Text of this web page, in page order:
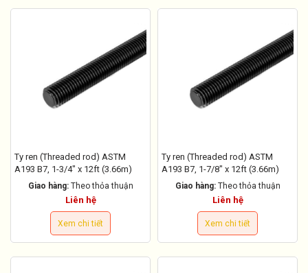
Ty ren (Threaded rod) ASTM
A193 B7, 1-3/4" x 12ft (3.66m)
Giao hàng: Theo thỏa thuận
Liên hệ
Xem chi tiết
Ty ren (Threaded rod) ASTM
A193 B7, 1-7/8" x 12ft (3.66m)
Giao hàng: Theo thỏa thuận
Liên hệ
Xem chi tiết